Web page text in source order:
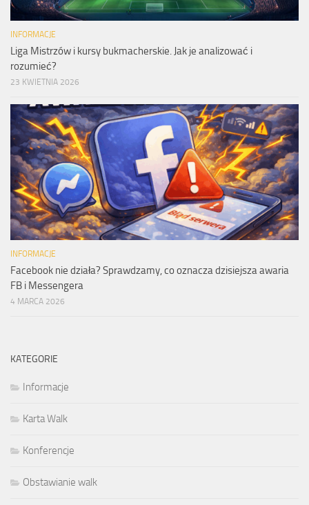
INFORMACJE
Liga Mistrzów i kursy bukmacherskie. Jak je analizować i
rozumieć?
23 KWIETNIA 2026
INFORMACJE
Facebook nie działa? Sprawdzamy, co oznacza dzisiejsza awaria
FB i Messengera
4 MARCA 2026
KATEGORIE
Informacje
Karta Walk
Konferencje
Obstawianie walk